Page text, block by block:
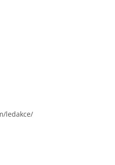
ledakce/